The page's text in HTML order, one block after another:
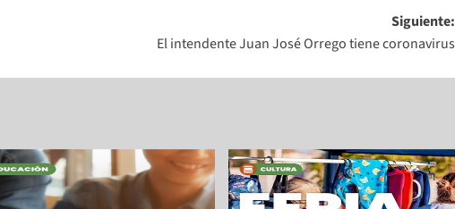
Siguiente:
El intendente Juan José Orrego tiene coronavirus